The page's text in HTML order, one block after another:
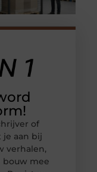
of
je aan bij
verhalen,
mee